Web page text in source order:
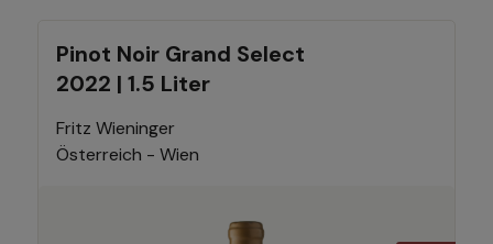
Pinot Noir Grand Select
2022 | 1.5 Liter
Fritz Wieninger
Österreich - Wien